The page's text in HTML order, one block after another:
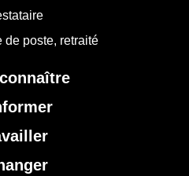
de poste, retraité